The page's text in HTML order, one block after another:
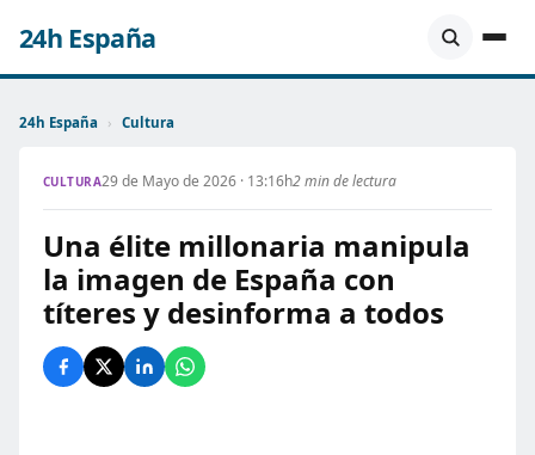
24h España
24h España › Cultura
CULTURA29 de Mayo de 2026 · 13:16h2 min de lectura
Una élite millonaria manipula
la imagen de España con
títeres y desinforma a todos